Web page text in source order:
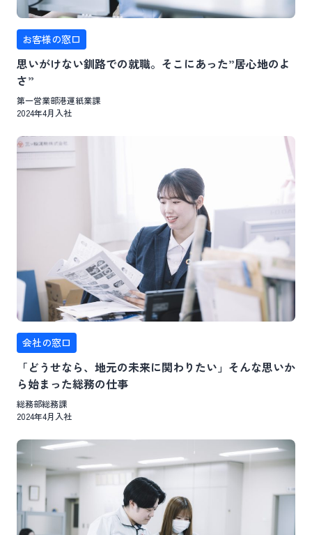
お客様の窓口
思いがけない釧路での就職。そこにあった”居心地のよ
さ”
第一営業部港運紙業課
2024年4月入社
会社の窓口
「どうせなら、地元の未来に関わりたい」そんな思いか
ら始まった総務の仕事
総務部総務課
2024年4月入社